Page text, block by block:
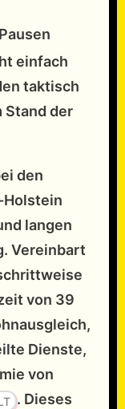
einfach
taktisch
Stand der
den
Holstein
langen
Vereinbart
von 39
Dienste,
von
. Dieses